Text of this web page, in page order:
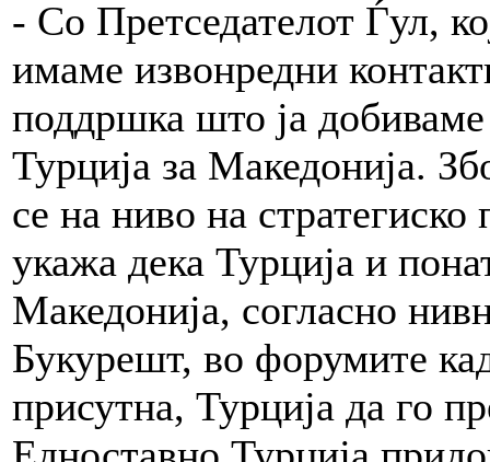
- Со Претседателот Ѓул,
имаме извонредни
поддршка што ја
Турција за Македонија.
се на ниво на
укажа дека Турција и
Македонија, согласно
Букурешт, во форумите
присутна, Турција да го